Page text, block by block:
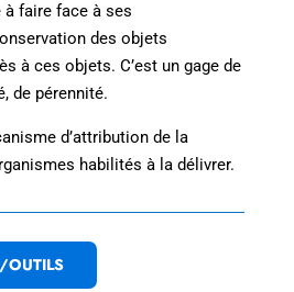
à faire face à ses
des objets
à ces objets. C’est un gage de
de pérennité.
d’attribution de la
habilités à la délivrer.
OUTILS